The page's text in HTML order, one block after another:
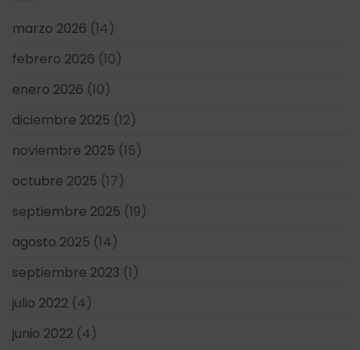
marzo 2026 (14)
febrero 2026 (10)
enero 2026 (10)
diciembre 2025 (12)
noviembre 2025 (15)
octubre 2025 (17)
septiembre 2025 (19)
agosto 2025 (14)
septiembre 2023 (1)
julio 2022 (4)
junio 2022 (4)